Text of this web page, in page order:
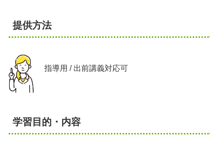
提供方法
指導用 / 出前講義対応可
学習目的・内容